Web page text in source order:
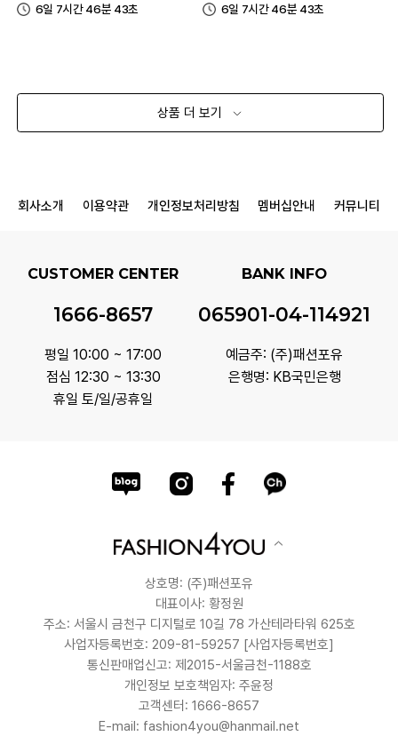
6일 7시간 46분 43초 6일 7시간 46분 43초
상품 더 보기
회사소개 이용약관 개인정보처리방침 멤버십안내 커뮤니티
CUSTOMER CENTER
1666-8657
평일 10:00 ~ 17:00
점심 12:30 ~ 13:30
휴일 토/일/공휴일
BANK INFO
065901-04-114921
예금주: (주)패션포유
은행명: KB국민은행
상호명: (주)패션포유
대표이사: 황정원
주소: 서울시 금천구 디지털로 10길 78 가산테라타워 625호
사업자등록번호: 209-81-59257 [사업자등록번호]
통신판매업신고: 제2015-서울금천-1188호
개인정보 보호책임자: 주윤정
고객센터: 1666-8657
E-mail: fashion4you@hanmail.net